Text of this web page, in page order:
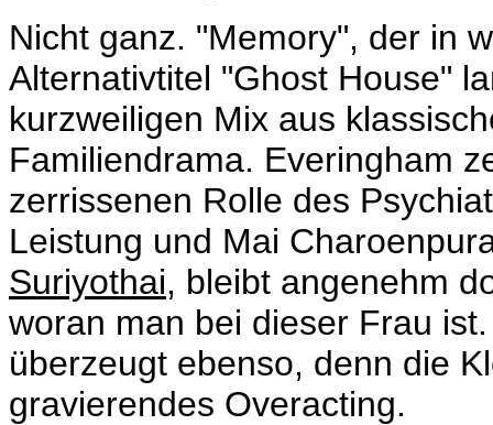
Nicht ganz. "Memory", der in
Alternativtitel "Ghost House"
kurzweiligen Mix aus
Familiendrama. Everingham
zerrissenen Rolle des
Leistung und Mai
Suriyothai, bleibt angenehm
woran man bei dieser Frau
überzeugt ebenso, denn die
gravierendes Overacting.